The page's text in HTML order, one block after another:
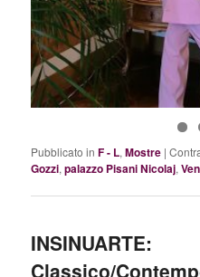
Pubblicato in F - L,Mostre |
Gozzi,palazzo Pisani Nicolaj,
INSINUARTE:
Classico/